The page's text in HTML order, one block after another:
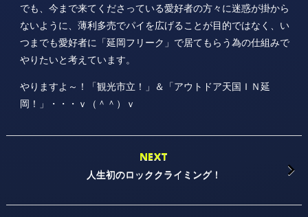
でも、今まで来てくださっている愛好者の方々に迷惑が掛から
ないように、薄利多売でパイを広げることが目的ではなく、い
つまでも愛好者に「延岡フリーク」で居てもらう為の仕組みで
やりたいと考えています。
やりますよ～！「観光市立！」＆「アウトドア天国ＩＮ延
岡！」・・・ｖ（＾＾）ｖ
NEXT
人生初のロッククライミング！